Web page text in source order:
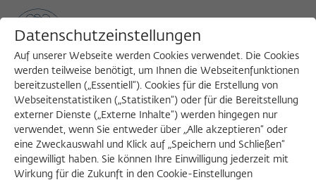
MENU
Search
Die Fellows 2016/2017
Datenschutzeinstellungen
Auf unserer Webseite werden Cookies verwendet. Die Cookies
werden teilweise benötigt, um Ihnen die Webseitenfunktionen
bereitzustellen („Essentiell“). Cookies für die Erstellung von
Webseitenstatistiken („Statistiken“) oder für die Bereitstellung
externer Dienste („Externe Inhalte“) werden hingegen nur
verwendet, wenn Sie entweder über „Alle akzeptieren“ oder
eine Zweckauswahl und Klick auf „Speichern und Schließen“
eingewilligt haben. Sie können Ihre Einwilligung jederzeit mit
Wirkung für die Zukunft in den Cookie-Einstellungen